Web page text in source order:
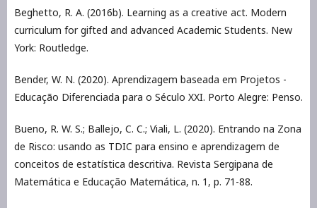
Beghetto, R. A. (2016b). Learning as a creative act. Modern
curriculum for gifted and advanced Academic Students. New
York: Routledge.
Bender, W. N. (2020). Aprendizagem baseada em Projetos -
Educação Diferenciada para o Século XXI. Porto Alegre: Penso.
Bueno, R. W. S.; Ballejo, C. C.; Viali, L. (2020). Entrando na Zona
de Risco: usando as TDIC para ensino e aprendizagem de
conceitos de estatística descritiva. Revista Sergipana de
Matemática e Educação Matemática, n. 1, p. 71-88.